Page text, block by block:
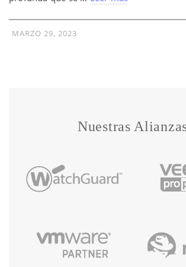
MARZO 29, 2023
Nuestras